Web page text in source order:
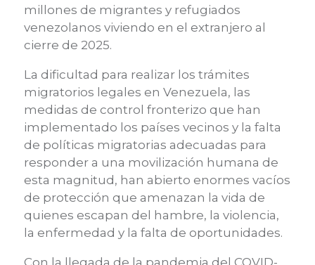
millones de migrantes y refugiados
venezolanos viviendo en el extranjero al
cierre de 2025.
La dificultad para realizar los trámites
migratorios legales en Venezuela, las
medidas de control fronterizo que han
implementado los países vecinos y la falta
de políticas migratorias adecuadas para
responder a una movilización humana de
esta magnitud, han abierto enormes vacíos
de protección que amenazan la vida de
quienes escapan del hambre, la violencia,
la enfermedad y la falta de oportunidades.
Con la llegada de la pandemia del COVID-